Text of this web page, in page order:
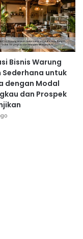
Bisnis Warung
Sederhana untuk
dengan Modal
dan Prospek